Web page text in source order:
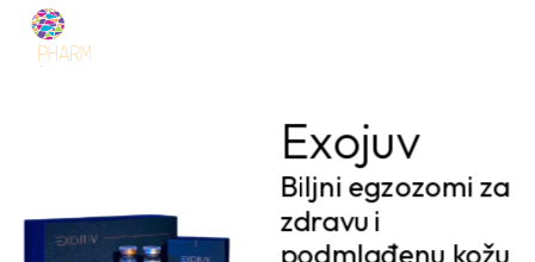
Skip
content
Exojuv
Biljni egzozomi za
zdravu i